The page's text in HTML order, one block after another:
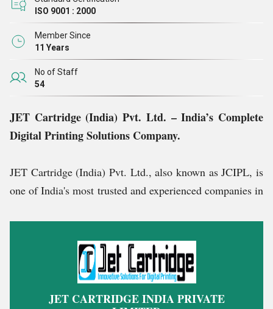
ISO 9001 : 2000
Member Since
11 Years
No of Staff
54
JET Cartridge (India) Pvt. Ltd. – India’s Complete
Digital Printing Solutions Company.
JET Cartridge (India) Pvt. Ltd., also known as JCIPL, is
one of India's most trusted and experienced companies in
total printing solutions that meet the needs of small
businesses, resellers, digital studios, corporate offices,
and industrial users.
JET CARTRIDGE INDIA PRIVATE